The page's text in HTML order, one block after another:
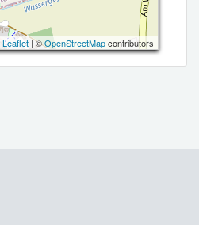
Leaflet| ©OpenStreetMapcontributors